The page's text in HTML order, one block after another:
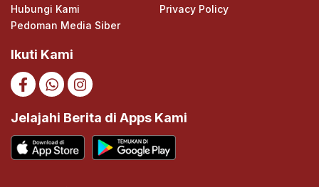
Hubungi Kami
Privacy Policy
Pedoman Media Siber
Ikuti Kami
Jelajahi Berita di Apps Kami